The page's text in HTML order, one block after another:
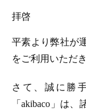
拝啓
平素より弊社が
をご利用いただ
さて、誠に勝
「akibaco」は